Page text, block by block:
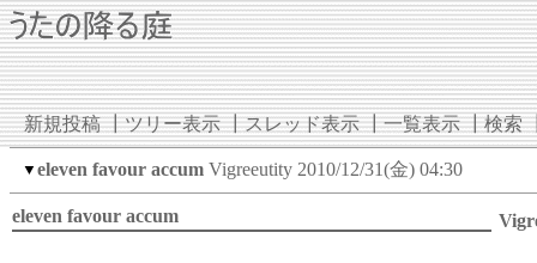
新規投稿┃ツリー表示┃スレッド表示┃一覧表示┃検索
▼ eleven favour accum Vigreeutity 2010/12/31(金) 04:30
eleven favour accum